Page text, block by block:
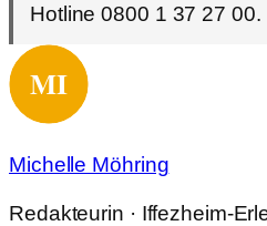
Hotline 0800 1 37 27 00.
Michelle Möhring
Redakteurin · Iffezheim-